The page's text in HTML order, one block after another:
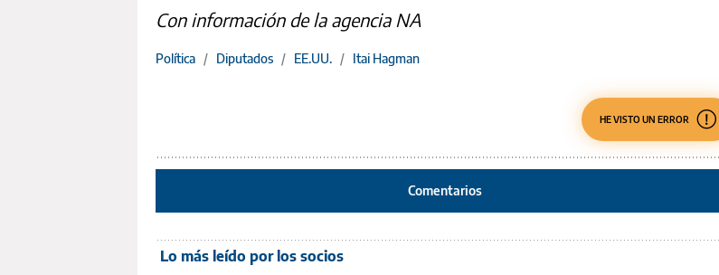
Con información de la agencia NA
Política / Diputados / EE.UU. / Itai Hagman
HE VISTO UN ERROR
Comentarios
Lo más leído por los socios